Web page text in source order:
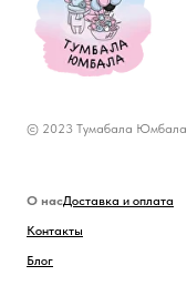
© 2023 Тумабала Юмбала
О насДоставка и оплата
Контакты
Блог